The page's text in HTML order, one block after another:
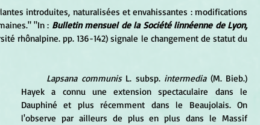
introduites, naturalisées et envahissantes : modifications
"In : Bulletin mensuel de la Société linnéenne de Lyon,
rhônalpine. pp. 136-142) signale le changement de statut du
Lapsana communis L. subsp. intermedia (M. Bieb.)
Hayek a connu une extension spectaculaire dans le
Dauphiné et plus récemment dans le Beaujolais. On
l'observe par ailleurs de plus en plus dans le Massif